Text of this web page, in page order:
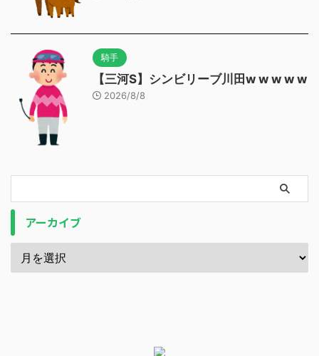
騎手
【三河S】シンビリーブ川田w w w w w
2026/8/8
アーカイブ